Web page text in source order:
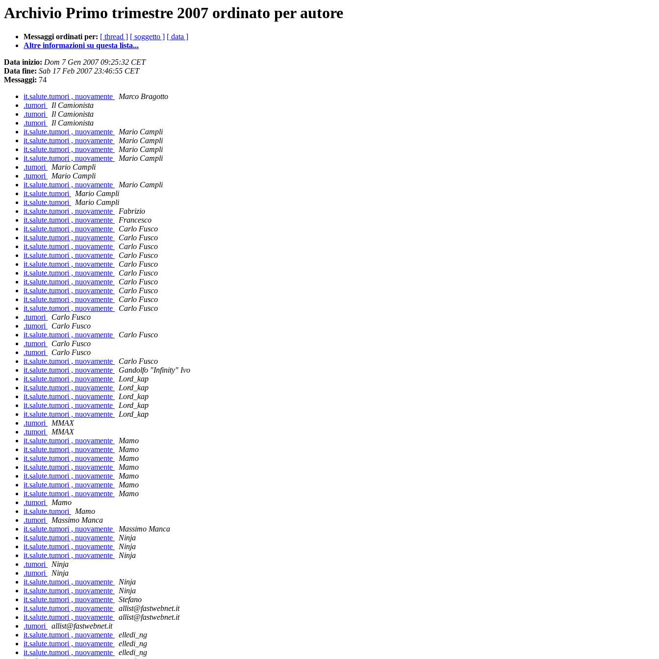
Archivio Primo trimestre 2007 ordinato per autore
Messaggi ordinati per: [ thread ] [ soggetto ] [ data ]
Altre informazioni su questa lista...
Data inizio: Dom 7 Gen 2007 09:25:32 CET
Data fine: Sab 17 Feb 2007 23:46:55 CET
Messaggi: 74
it.salute.tumori , nuovamente
Marco Bragotto
.tumori
Il Camionista
.tumori
Il Camionista
.tumori
Il Camionista
it.salute.tumori , nuovamente
Mario Campli
it.salute.tumori , nuovamente
Mario Campli
it.salute.tumori , nuovamente
Mario Campli
it.salute.tumori , nuovamente
Mario Campli
.tumori
Mario Campli
.tumori
Mario Campli
it.salute.tumori , nuovamente
Mario Campli
it.salute.tumori
Mario Campli
it.salute.tumori
Mario Campli
it.salute.tumori , nuovamente
Fabrizio
it.salute.tumori , nuovamente
Francesco
it.salute.tumori , nuovamente
Carlo Fusco
it.salute.tumori , nuovamente
Carlo Fusco
it.salute.tumori , nuovamente
Carlo Fusco
it.salute.tumori , nuovamente
Carlo Fusco
it.salute.tumori , nuovamente
Carlo Fusco
it.salute.tumori , nuovamente
Carlo Fusco
it.salute.tumori , nuovamente
Carlo Fusco
it.salute.tumori , nuovamente
Carlo Fusco
it.salute.tumori , nuovamente
Carlo Fusco
it.salute.tumori , nuovamente
Carlo Fusco
.tumori
Carlo Fusco
.tumori
Carlo Fusco
it.salute.tumori , nuovamente
Carlo Fusco
.tumori
Carlo Fusco
.tumori
Carlo Fusco
it.salute.tumori , nuovamente
Carlo Fusco
it.salute.tumori , nuovamente
Gandolfo "Infinity" Ivo
it.salute.tumori , nuovamente
Lord_kap
it.salute.tumori , nuovamente
Lord_kap
it.salute.tumori , nuovamente
Lord_kap
it.salute.tumori , nuovamente
Lord_kap
it.salute.tumori , nuovamente
Lord_kap
.tumori
MMAX
.tumori
MMAX
it.salute.tumori , nuovamente
Mamo
it.salute.tumori , nuovamente
Mamo
it.salute.tumori , nuovamente
Mamo
it.salute.tumori , nuovamente
Mamo
it.salute.tumori , nuovamente
Mamo
it.salute.tumori , nuovamente
Mamo
it.salute.tumori , nuovamente
Mamo
.tumori
Mamo
it.salute.tumori
Mamo
.tumori
Massimo Manca
it.salute.tumori , nuovamente
Massimo Manca
it.salute.tumori , nuovamente
Ninja
it.salute.tumori , nuovamente
Ninja
it.salute.tumori , nuovamente
Ninja
.tumori
Ninja
.tumori
Ninja
it.salute.tumori , nuovamente
Ninja
it.salute.tumori , nuovamente
Ninja
it.salute.tumori , nuovamente
Stefano
it.salute.tumori , nuovamente
allist@fastwebnet.it
it.salute.tumori , nuovamente
allist@fastwebnet.it
.tumori
allist@fastwebnet.it
it.salute.tumori , nuovamente
elledi_ng
it.salute.tumori , nuovamente
elledi_ng
it.salute.tumori , nuovamente
elledi_ng